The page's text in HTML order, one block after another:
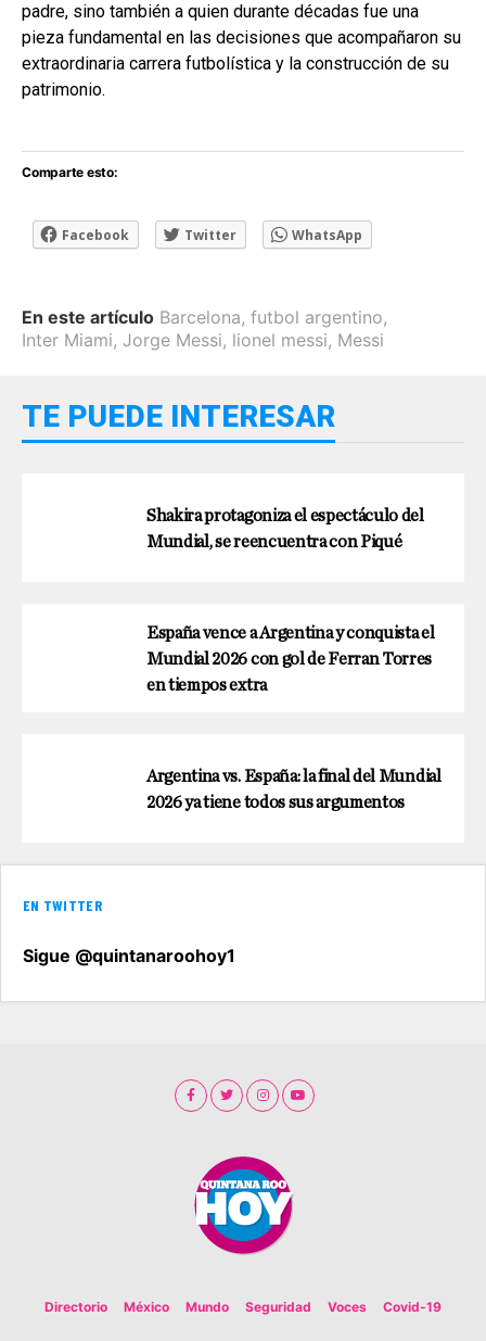
padre, sino también a quien durante décadas fue una
pieza fundamental en las decisiones que acompañaron su
extraordinaria carrera futbolística y la construcción de su
patrimonio.
Comparte esto:
Facebook Twitter WhatsApp
En este artículo Barcelona, futbol argentino,
Inter Miami, Jorge Messi, lionel messi, Messi
TE PUEDE INTERESAR
Shakira protagoniza el espectáculo del
Mundial, se reencuentra con Piqué
España vence a Argentina y conquista el
Mundial 2026 con gol de Ferran Torres
en tiempos extra
Argentina vs. España: la final del Mundial
2026 ya tiene todos sus argumentos
EN TWITTER
Sigue @quintanaroohoy1
Directorio México Mundo Seguridad Voces Covid-19